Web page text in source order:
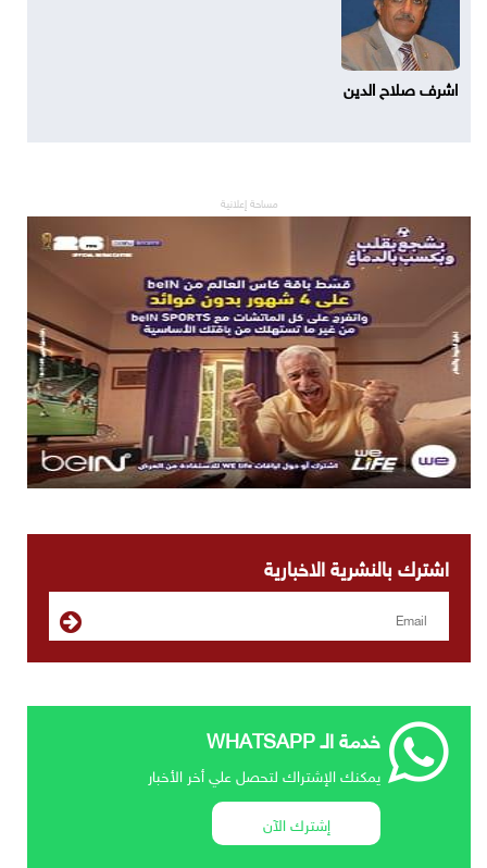
اشرف صلاح الدين
مساحة إعلانية
اشترك بالنشرية الاخبارية
خدمة الـ WHATSAPP
يمكنك الإشتراك لتحصل علي أخر الأخبار
إشترك الآن